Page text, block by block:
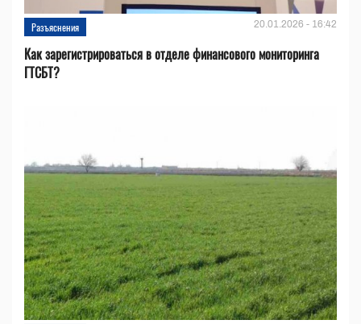
Разъяснения 20.01.2026 - 16:42
Как зарегистрироваться в отделе финансового мониторинга
ГТСБТ?